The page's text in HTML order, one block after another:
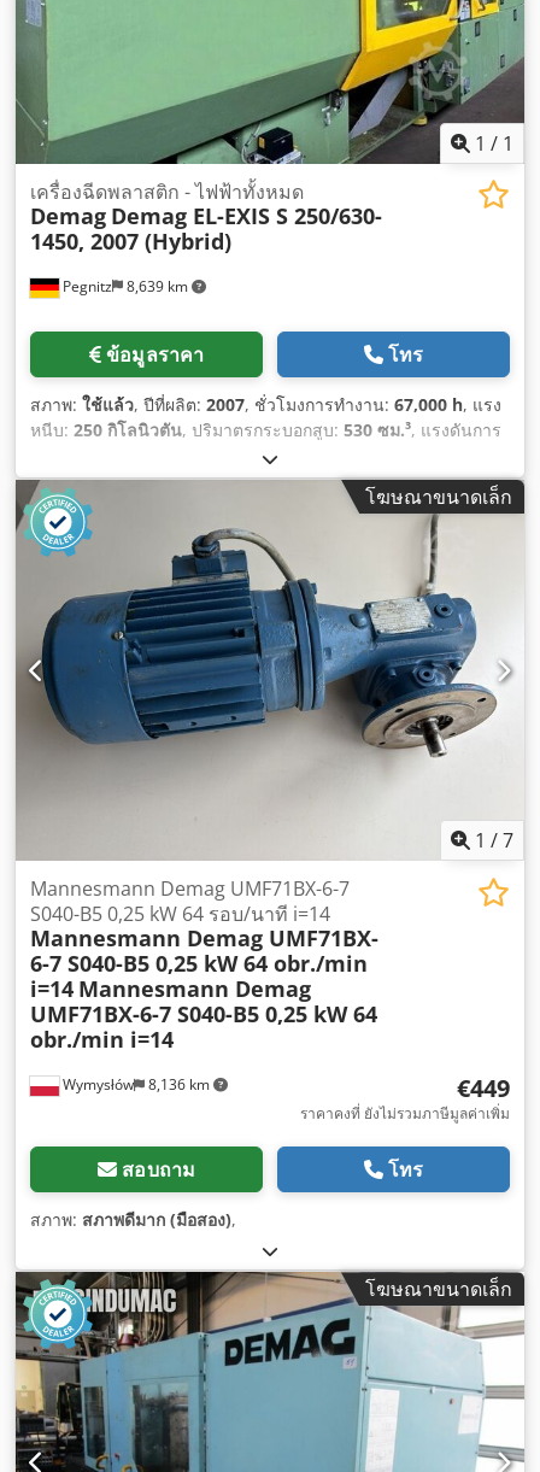
1 / 1
Pegnitz 8,639 km
เครื่องฉีดพลาสติก - ไฟฟ้าทั้งหมด
Demag Demag EL-EXIS S 250/630-
1450, 2007 (Hybrid)
ข้อมูลราคา โทร
สภาพ: ใช้แล้ว, ปีที่ผลิต: 2007, ชั่วโมงการทำงาน: 67,000 h, แรง
หนีบ: 250 กิโลนิวตัน, ปริมาตรกระบอกสูบ: 530 ซม.³, แรงดันการ
14,200 กก.
สกรูคอนเวเยอร์:50 มม,
โฆษณาขนาดเล็ก
1 /7
Wymysłów 8,136 km
Mannesmann Demag UMF71BX-6-7
S040-B5 0,25 kW 64 รอบ/นาที i=14
Mannesmann Demag UMF71BX-
6-7 S040-B5 0,25 kW 64 obr./min
i=14 Mannesmann Demag
UMF71BX-6-7 S040-B5 0,25 kW 64
obr./min i=14
€449
ราคาคงที่ ยังไม่รวมภาษีมูลค่าเพิ่ม
สอบถาม โทร
สภาพ: สภาพดีมาก (มือสอง),
โฆษณาขนาดเล็ก